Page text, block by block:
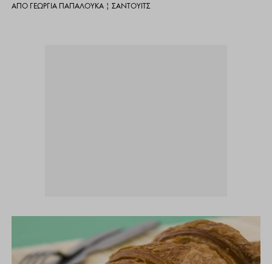
ΑΠΌ ΓΕΩΡΓΊΑ ΠΑΠΑΛΟΥΚΆ |ΣΆΝΤΟΥΙΤΣ